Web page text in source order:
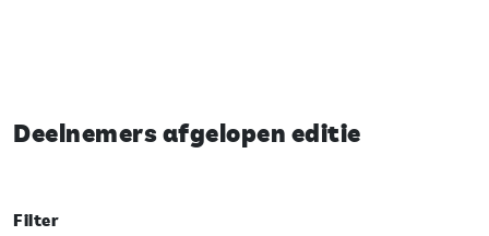
Deelnemers afgelopen editie
Filter